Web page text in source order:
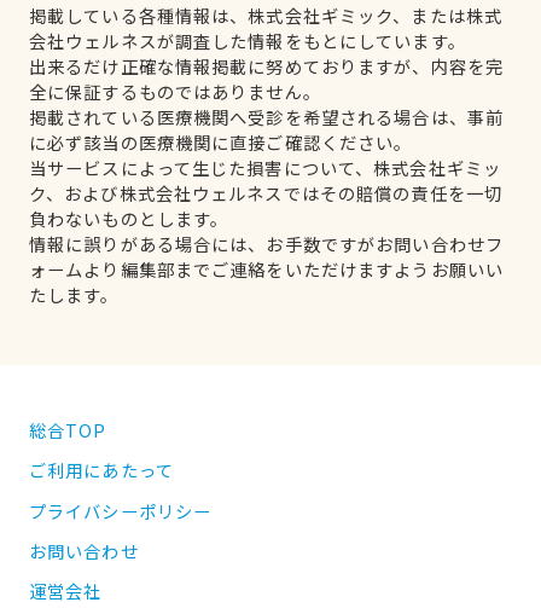
掲載している各種情報は、株式会社ギミック、または株式
会社ウェルネスが調査した情報をもとにしています。
出来るだけ正確な情報掲載に努めておりますが、内容を完
全に保証するものではありません。
掲載されている医療機関へ受診を希望される場合は、事前
に必ず該当の医療機関に直接ご確認ください。
当サービスによって生じた損害について、株式会社ギミッ
ク、および株式会社ウェルネスではその賠償の責任を一切
負わないものとします。
情報に誤りがある場合には、お手数ですがお問い合わせフ
ォームより編集部までご連絡をいただけますようお願いい
たします。
総合TOP
ご利用にあたって
プライバシーポリシー
お問い合わせ
運営会社